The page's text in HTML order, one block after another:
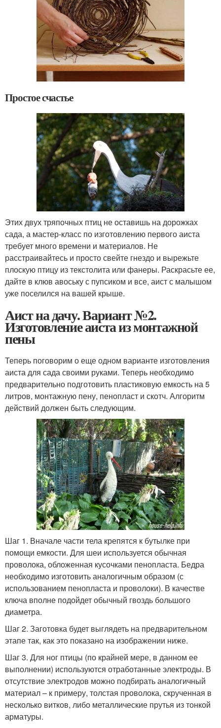
Простое счастье
Этих двух тряпочных птиц не оставишь на дорожках
сада, а мастер-класс по изготовлению первого аиста
требует много времени и материалов. Не
расстраивайтесь и просто свейте гнездо и вырежьте
плоскую птицу из текстолита или фанеры. Раскрасьте ее,
дайте в клюв авоську с пупсиком и все, аист с малышом
уже поселился на вашей крыше.
Аист на дачу. Вариант №2.
Изготовление аиста из монтажной
пены
Теперь поговорим о еще одном варианте изготовления
аиста для сада своими руками. Теперь необходимо
предварительно подготовить пластиковую емкость на 5
литров, монтажную пену, пенопласт и скотч. Алгоритм
действий должен быть следующим.
Шаг 1. Вначале части тела крепятся к бутылке при
помощи емкости. Для шеи используется обычная
проволока, обложенная кусочками пенопласта. Бедра
необходимо изготовить аналогичным образом (с
использованием пенопласта и проволоки). В качестве
ключа вполне подойдет обычный гвоздь большого
диаметра.
Шаг 2. Заготовка будет выглядеть на предварительном
этапе так, как это показано на изображении ниже.
Шаг 3. Для ног птицы (по крайней мере, в данном ее
выполнении) используются отработанные электроды. В
отсутствие электродов можно подбирать аналогичный
материал – к примеру, толстая проволока, скрученная в
несколько витков, либо металлические прутья из тонкой
арматуры.